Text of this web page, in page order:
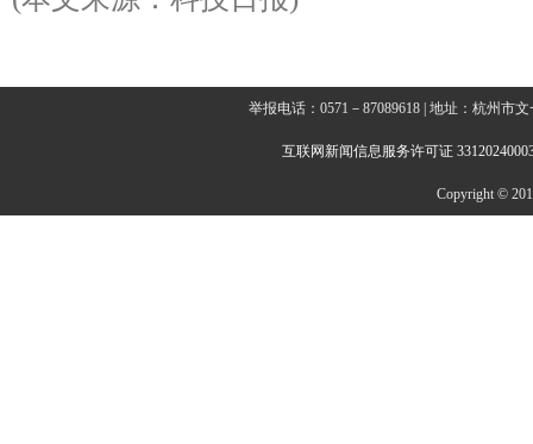
举报电话：0571－87089618 | 地址：杭州市
互联网新闻信息服务许可证
Copyright ©